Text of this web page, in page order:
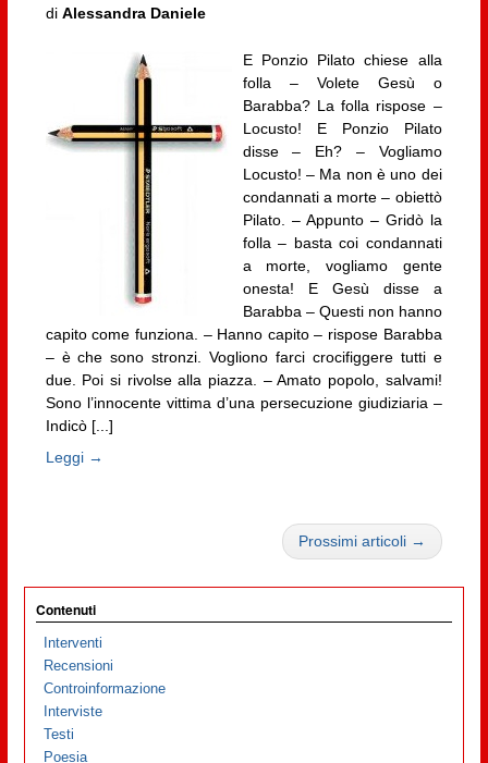
di Alessandra Daniele
E Ponzio Pilato chiese alla
folla – Volete Gesù o
Barabba? La folla rispose –
Locusto! E Ponzio Pilato
disse – Eh? – Vogliamo
Locusto! – Ma non è uno dei
condannati a morte – obiettò
Pilato. – Appunto – Gridò la
folla – basta coi condannati
a morte, vogliamo gente
onesta! E Gesù disse a
Barabba – Questi non hanno
capito come funziona. – Hanno capito – rispose Barabba
– è che sono stronzi. Vogliono farci crocifiggere tutti e
due. Poi si rivolse alla piazza. – Amato popolo, salvami!
Sono l’innocente vittima d’una persecuzione giudiziaria –
Indicò [...]
Leggi →
Prossimi articoli →
Contenuti
Interventi
Recensioni
Controinformazione
Interviste
Testi
Poesia